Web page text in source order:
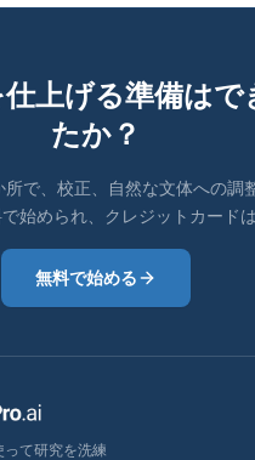
上げる準備はで
たか？
所で、校正、自然な文体への調
始められ、クレジットカードは
無料で始める
て研究を洗練